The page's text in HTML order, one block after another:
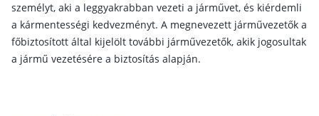
Nyugdíjbiztosítás vagy NYESZ? Melyik a jobb?
Melyik a legolcsóbb nyugdíjbiztosítás?
Önkéntes nyugdíjpénztár vagy
személyt, aki a leggyakrabban vezeti a járművet, és kiérdemli
a kármentességi kedvezményt. A megnevezett járművezetők a
főbiztosított által kijelölt további járművezetők, akik jogosultak
a jármű vezetésére a biztosítás alapján.